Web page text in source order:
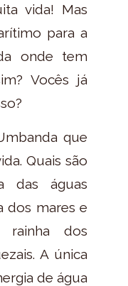
vida! Mas
para a
onde tem
Vocês já
que
Quais são
das águas
dos mares e
dos
A única
de água